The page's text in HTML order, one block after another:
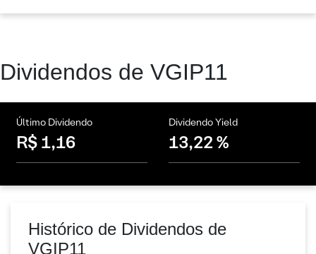
Dividendos de VGIP11
Último Dividendo
R$ 1,16
Dividendo Yield
13,22 %
Histórico de Dividendos de
VGIP11